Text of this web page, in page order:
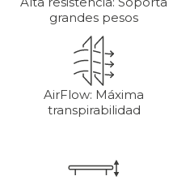
grandes pesos
AirFlow: Máxima
transpirabilidad